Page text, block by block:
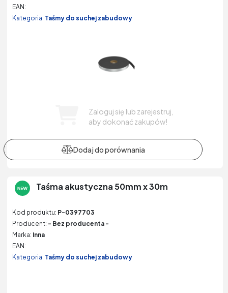
EAN:
Kategoria: Taśmy do suchej zabudowy
Zaloguj się lub zarejestruj,
aby dokonać zakupów!
Taśma akustyczna 50mm x 30m
Kod produktu: P-0397703
Producent: - Bez producenta -
Marka: Inna
EAN:
Kategoria: Taśmy do suchej zabudowy